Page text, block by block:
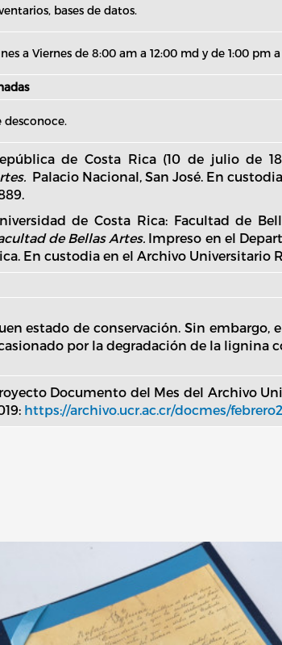
bases de datos.
a Viernes de 8:00 am a 12:00 md y de 1:00 pm
desconoce.
de Costa Rica (10 de julio de
Palacio Nacional, San José. En
de Costa Rica: Facultad de
de Bellas Artes. Impreso en el
En custodia en el Archivo Universitario
estado de conservación. Sin
por la degradación de la lignina
Documento del Mes del Archivo
https://archivo.ucr.ac.cr/docmes/